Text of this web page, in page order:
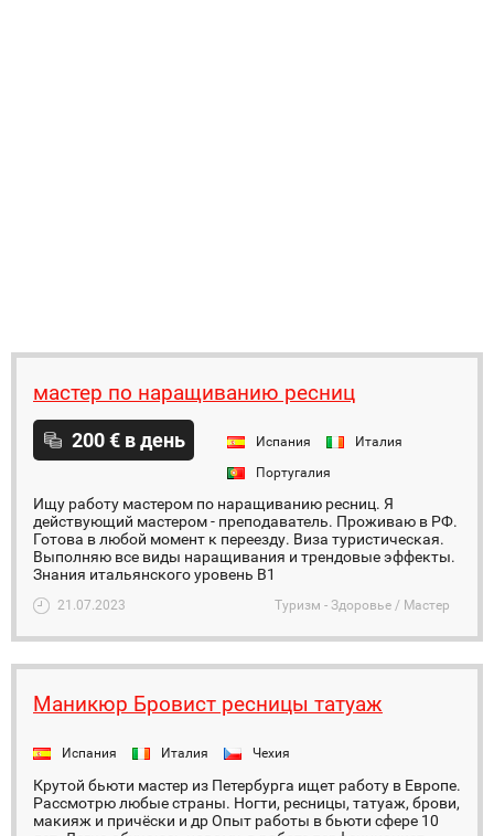
мастер по наращиванию ресниц
200 € в день Испания
Италия
Португалия
Ищу работу мастером по наращиванию ресниц. Я
действующий мастером - преподаватель. Проживаю в РФ.
Готова в любой момент к переезду. Виза туристическая.
Выполняю все виды наращивания и трендовые эффекты.
Знания итальянского уровень В1
21.07.2023 Туризм - Здоровье / Мастер
Маникюр Бровист ресницы татуаж
Испания Италия Чехия
Крутой бьюти мастер из Петербурга ищет работу в Европе.
Рассмотрю любые страны. Ногти, ресницы, татуаж, брови,
макияж и причёски и др Опыт работы в бьюти сфере 10